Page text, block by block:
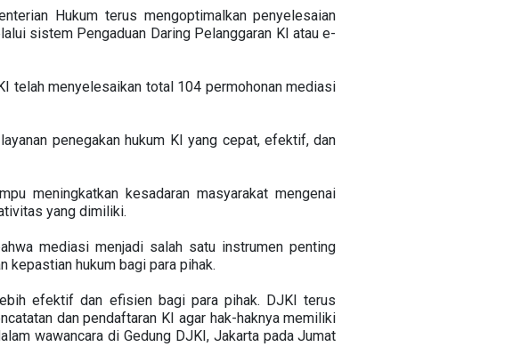
Hukum terus mengoptimalkan penyelesaian
sistem Pengaduan Daring Pelanggaran KI atau e-
telah menyelesaikan total 104 permohonan mediasi
penegakan hukum KI yang cepat, efektif, dan
meningkatkan kesadaran masyarakat mengenai
yang dimiliki.
mediasi menjadi salah satu instrumen penting
hukum bagi para pihak.
efektif dan efisien bagi para pihak. DJKI terus
dan pendaftaran KI agar hak-haknya memiliki
wawancara di Gedung DJKI, Jakarta pada Jumat